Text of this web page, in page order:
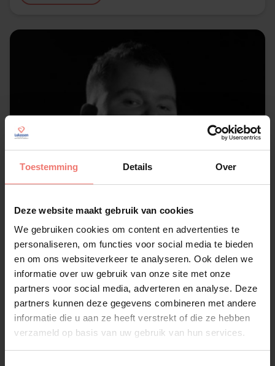
Toestemming Details Over
Deze website maakt gebruik van cookies
We gebruiken cookies om content en advertenties te
personaliseren, om functies voor social media te bieden
en om ons websiteverkeer te analyseren. Ook delen we
informatie over uw gebruik van onze site met onze
partners voor social media, adverteren en analyse. Deze
partners kunnen deze gegevens combineren met andere
informatie die u aan ze heeft verstrekt of die ze hebben
verzameld op basis van uw gebruik van hun services.
Nick Nicolai
€ 1195,-
Lees meer